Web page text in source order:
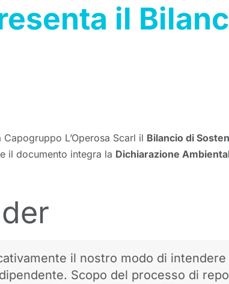
il
L’Operosa Scarl il Bilancio di
il documento integra la Dichiarazione
il nostro modo di
Scopo del processo di